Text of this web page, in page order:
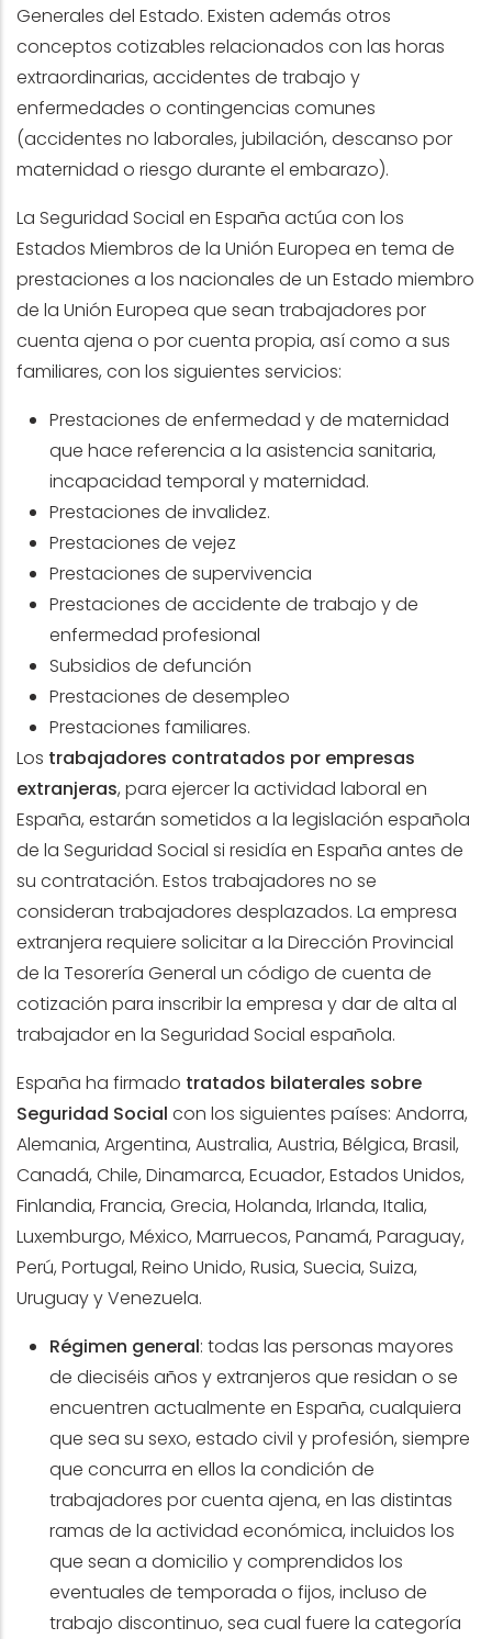
Generales del Estado. Existen además otros
conceptos cotizables relacionados con las horas
extraordinarias, accidentes de trabajo y
enfermedades o contingencias comunes
(accidentes no laborales, jubilación, descanso por
maternidad o riesgo durante el embarazo).
La Seguridad Social en España actúa con los
Estados Miembros de la Unión Europea en tema de
prestaciones a los nacionales de un Estado miembro
de la Unión Europea que sean trabajadores por
cuenta ajena o por cuenta propia, así como a sus
familiares, con los siguientes servicios:
Prestaciones de enfermedad y de maternidad
que hace referencia a la asistencia sanitaria,
incapacidad temporal y maternidad.
Prestaciones de invalidez.
Prestaciones de vejez
Prestaciones de supervivencia
Prestaciones de accidente de trabajo y de
enfermedad profesional
Subsidios de defunción
Prestaciones de desempleo
Prestaciones familiares.
Los trabajadores contratados por empresas
extranjeras, para ejercer la actividad laboral en
España, estarán sometidos a la legislación española
de la Seguridad Social si residía en España antes de
su contratación. Estos trabajadores no se
consideran trabajadores desplazados. La empresa
extranjera requiere solicitar a la Dirección Provincial
de la Tesorería General un código de cuenta de
cotización para inscribir la empresa y dar de alta al
trabajador en la Seguridad Social española.
España ha firmado tratados bilaterales sobre
Seguridad Social con los siguientes países: Andorra,
Alemania, Argentina, Australia, Austria, Bélgica, Brasil,
Canadá, Chile, Dinamarca, Ecuador, Estados Unidos,
Finlandia, Francia, Grecia, Holanda, Irlanda, Italia,
Luxemburgo, México, Marruecos, Panamá, Paraguay,
Perú, Portugal, Reino Unido, Rusia, Suecia, Suiza,
Uruguay y Venezuela.
Régimen general: todas las personas mayores
de dieciséis años y extranjeros que residan o se
encuentren actualmente en España, cualquiera
que sea su sexo, estado civil y profesión, siempre
que concurra en ellos la condición de
trabajadores por cuenta ajena, en las distintas
ramas de la actividad económica, incluidos los
que sean a domicilio y comprendidos los
eventuales de temporada o fijos, incluso de
trabajo discontinuo, sea cual fuere la categoría